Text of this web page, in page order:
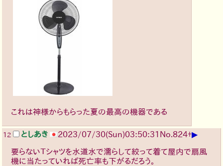
これは神様からもらった夏の最高の機器である
12 としあき 2023/07/30(Sun)03:50:31 No.824+▶
要らないＴシャツを水道水で濡らして絞って着て屋内で扇風
機に当たっていれば死亡率も下がるだろう。